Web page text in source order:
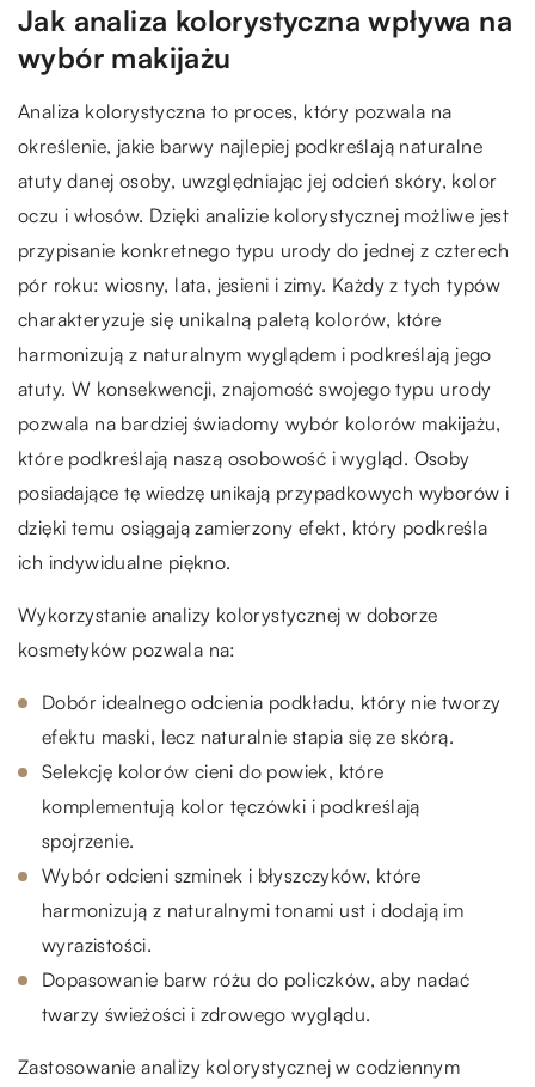
Jak analiza kolorystyczna wpływa na
wybór makijażu
Analiza kolorystyczna to proces, który pozwala na
określenie, jakie barwy najlepiej podkreślają naturalne
atuty danej osoby, uwzględniając jej odcień skóry, kolor
oczu i włosów. Dzięki analizie kolorystycznej możliwe jest
przypisanie konkretnego typu urody do jednej z czterech
pór roku: wiosny, lata, jesieni i zimy. Każdy z tych typów
charakteryzuje się unikalną paletą kolorów, które
harmonizują z naturalnym wyglądem i podkreślają jego
atuty. W konsekwencji, znajomość swojego typu urody
pozwala na bardziej świadomy wybór kolorów makijażu,
które podkreślają naszą osobowość i wygląd. Osoby
posiadające tę wiedzę unikają przypadkowych wyborów i
dzięki temu osiągają zamierzony efekt, który podkreśla
ich indywidualne piękno.
Wykorzystanie analizy kolorystycznej w doborze
kosmetyków pozwala na:
Dobór idealnego odcienia podkładu, który nie tworzy
efektu maski, lecz naturalnie stapia się ze skórą.
Selekcję kolorów cieni do powiek, które
komplementują kolor tęczówki i podkreślają
spojrzenie.
Wybór odcieni szminek i błyszczyków, które
harmonizują z naturalnymi tonami ust i dodają im
wyrazistości.
Dopasowanie barw różu do policzków, aby nadać
twarzy świeżości i zdrowego wyglądu.
Zastosowanie analizy kolorystycznej w codziennym